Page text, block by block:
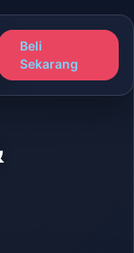
Beli
Sekarang